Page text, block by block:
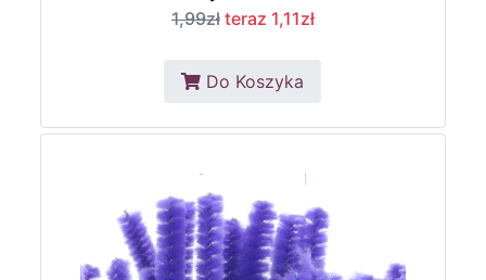
1,99zł teraz 1,11zł
Do Koszyka